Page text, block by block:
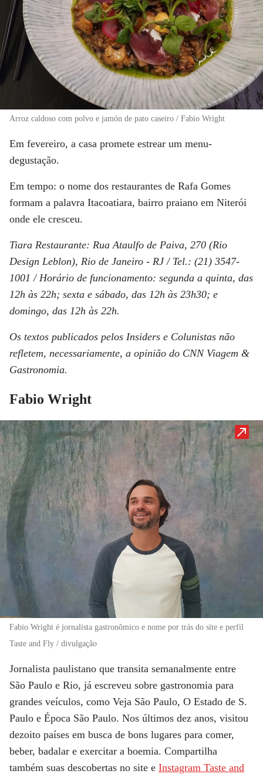
Arroz caldoso com polvo e jamón de pato caseiro / Fabio Wright
Em fevereiro, a casa promete estrear um menu-
degustação.
Em tempo: o nome dos restaurantes de Rafa Gomes
formam a palavra Itacoatiara, bairro praiano em Niterói
onde ele cresceu.
Tiara Restaurante: Rua Ataulfo de Paiva, 270 (Rio
Design Leblon), Rio de Janeiro - RJ / Tel.: (21) 3547-
1001 / Horário de funcionamento: segunda a quinta, das
12h às 22h; sexta e sábado, das 12h às 23h30; e
domingo, das 12h às 22h.
Os textos publicados pelos Insiders e Colunistas não
refletem, necessariamente, a opinião do CNN Viagem &
Gastronomia.
Fabio Wright
Fabio Wright é jornalista gastronômico e nome por trás do site e perfil
Taste and Fly / divulgação
Jornalista paulistano que transita semanalmente entre
São Paulo e Rio, já escreveu sobre gastronomia para
grandes veículos, como Veja São Paulo, O Estado de S.
Paulo e Época São Paulo. Nos últimos dez anos, visitou
dezoito países em busca de bons lugares para comer,
beber, badalar e exercitar a boemia. Compartilha
também suas descobertas no site e Instagram Taste and